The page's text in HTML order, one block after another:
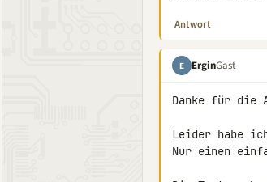
Antwort
E ErginGast
Danke für die
Leider habe
Nur einen